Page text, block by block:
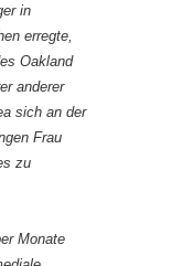
in
erregte,
Oakland
anderer
sich an der
Frau
zu
Monate